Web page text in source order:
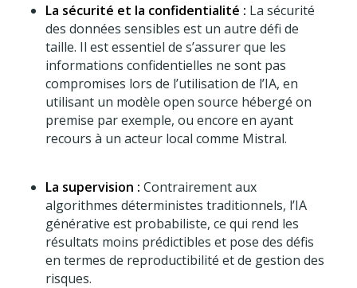
La sécurité et la confidentialité : La sécurité
des données sensibles est un autre défi de
taille. Il est essentiel de s’assurer que les
informations confidentielles ne sont pas
compromises lors de l’utilisation de l’IA, en
utilisant un modèle open source hébergé on
premise par exemple, ou encore en ayant
recours à un acteur local comme Mistral.
La supervision : Contrairement aux
algorithmes déterministes traditionnels, l’IA
générative est probabiliste, ce qui rend les
résultats moins prédictibles et pose des défis
en termes de reproductibilité et de gestion des
risques.